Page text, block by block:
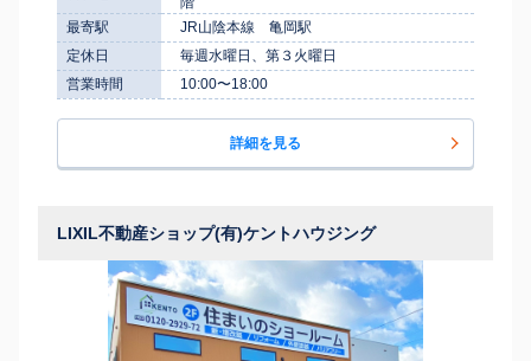
最寄駅
JR山陰本線 亀岡駅
定休日
毎週水曜日、第３火曜日
営業時間
10:00〜18:00
詳細を見る
LIXIL不動産ショップ(有)ケントハウジング